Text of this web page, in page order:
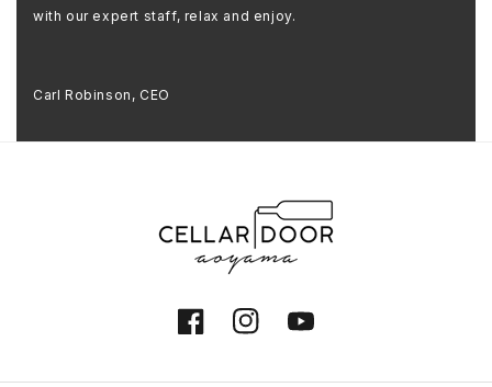
with our expert staff, relax and enjoy.
Carl Robinson, CEO
FacebookInstagramYouTube